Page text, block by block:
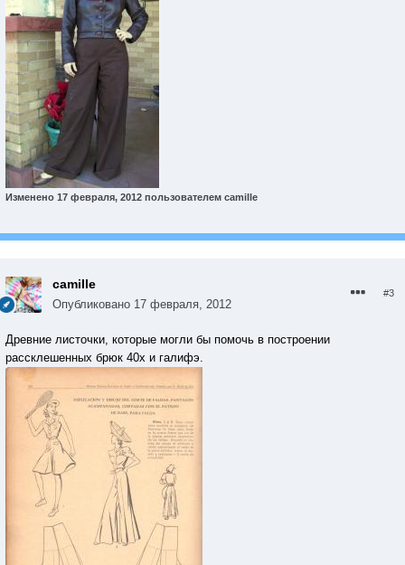
Изменено 17 февраля, 2012 пользователем camille
camille
Опубликовано 17 февраля, 2012
#3
Древние листочки, которые могли бы помочь в построении
рассклешенных брюк 40х и галифэ.